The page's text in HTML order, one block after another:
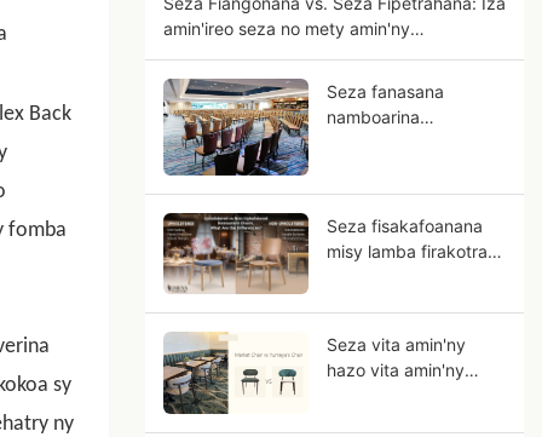
Back
fomba
sy
ny
amin'ireo seza no mety amin'ny
fiangonanao?
Seza fanasana
namboarina
OEM ho an'ny tetikasa
hotely nahazo kintana
Seza fisakafoanana
misy lamba firakotra
Seza vita amin'ny
hazo vita amin'ny